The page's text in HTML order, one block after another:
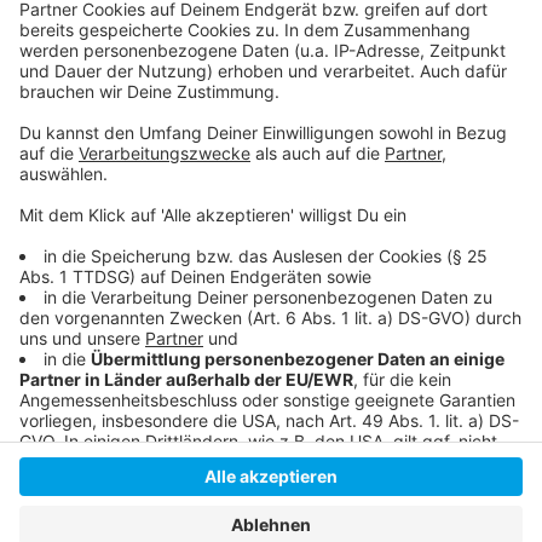
Unsere große EM-Themenseite
Antenne-Düsseldorf EM-Momente
So war das dritte EM-Spiel in Düsseldorf
Anzeige
Anzeige